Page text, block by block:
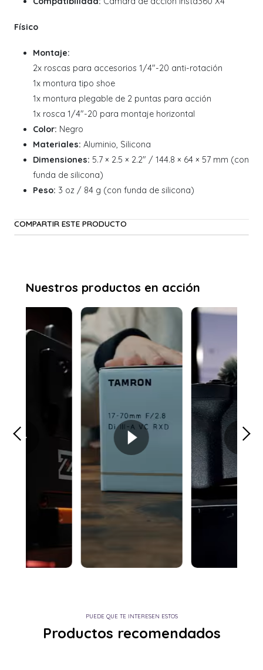
Físico
Montaje:
2x roscas para accesorios 1/4"-20 anti-rotación
1x montura tipo shoe
1x montura plegable de 2 puntas para acción
1x rosca 1/4"-20 para montaje horizontal
Color: Negro
Materiales: Aluminio, Silicona
Dimensiones: 5.7 × 2.5 × 2.2" / 144.8 × 64 × 57 mm (con
funda de silicona)
Peso: 3 oz / 84 g (con funda de silicona)
COMPARTIR ESTE PRODUCTO
PUEDE QUE TE INTERESEN ESTOS
Productos recomendados